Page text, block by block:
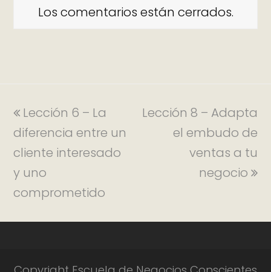
Los comentarios están cerrados.
Lección 6 – La
diferencia entre un
cliente interesado
y uno
comprometido
Lección 8 – Adapta
el embudo de
ventas a tu
negocio